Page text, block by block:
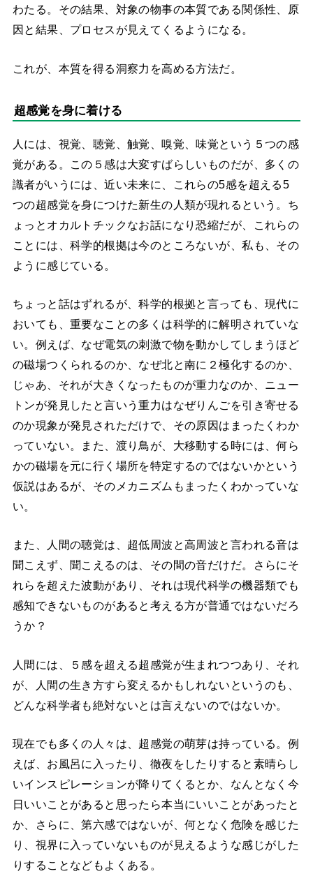
わたる。その結果、対象の物事の本質である関係性、原
因と結果、プロセスが見えてくるようになる。
これが、本質を得る洞察力を高める方法だ。
超感覚を身に着ける
人には、視覚、聴覚、触覚、嗅覚、味覚という５つの感
覚がある。この５感は大変すばらしいものだが、多くの
識者がいうには、近い未来に、これらの5感を超える5
つの超感覚を身につけた新生の人類が現れるという。ち
ょっとオカルトチックなお話になり恐縮だが、これらの
ことには、科学的根拠は今のところないが、私も、その
ように感じている。
ちょっと話はずれるが、科学的根拠と言っても、現代に
おいても、重要なことの多くは科学的に解明されていな
い。例えば、なぜ電気の刺激で物を動かしてしまうほど
の磁場つくられるのか、なぜ北と南に２極化するのか、
じゃあ、それが大きくなったものが重力なのか、ニュー
トンが発見したと言いう重力はなぜりんごを引き寄せる
のか現象が発見されただけで、その原因はまったくわか
っていない。また、渡り鳥が、大移動する時には、何ら
かの磁場を元に行く場所を特定するのではないかという
仮説はあるが、そのメカニズムもまったくわかっていな
い。
また、人間の聴覚は、超低周波と高周波と言われる音は
聞こえず、聞こえるのは、その間の音だけだ。さらにそ
れらを超えた波動があり、それは現代科学の機器類でも
感知できないものがあると考える方が普通ではないだろ
うか？
人間には、５感を超える超感覚が生まれつつあり、それ
が、人間の生き方すら変えるかもしれないというのも、
どんな科学者も絶対ないとは言えないのではないか。
現在でも多くの人々は、超感覚の萌芽は持っている。例
えば、お風呂に入ったり、徹夜をしたりすると素晴らし
いインスピレーションが降りてくるとか、なんとなく今
日いいことがあると思ったら本当にいいことがあったと
か、さらに、第六感ではないが、何となく危険を感じた
り、視界に入っていないものが見えるような感じがした
りすることなどもよくある。